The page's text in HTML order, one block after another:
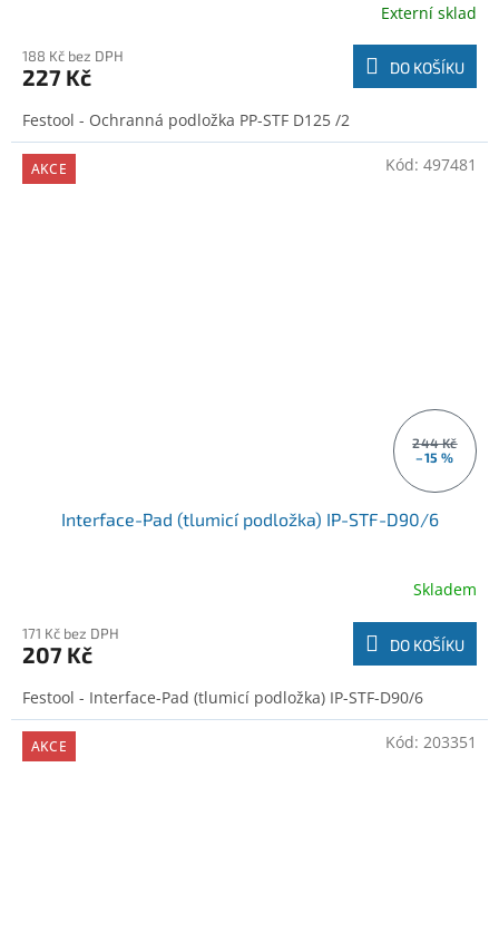
Externí sklad
188 Kč bez DPH
227 Kč DO KOŠÍKU
Festool - Ochranná podložka PP-STF D125 /2
AKCE
244 Kč
–15 %
Interface-Pad (tlumicí podložka) IP-STF-D90/6
Skladem
171 Kč bez DPH
207 Kč DO KOŠÍKU
Festool - Interface-Pad (tlumicí podložka) IP-STF-D90/6
Kód: 497481
AKCE Kód: 203351